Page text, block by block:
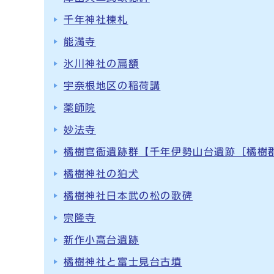
千年神社棟札
能満寺
氷川神社の扁額
宇奈根地区の稲荷講
薬師院
妙法寺
橘樹官衙遺跡群【千年伊勢山台遺跡［橘樹
橘樹神社の狛犬
橘樹神社日本武の松の歌碑
宗隆寺
新作小高台遺跡
橘樹神社と富士見台古墳